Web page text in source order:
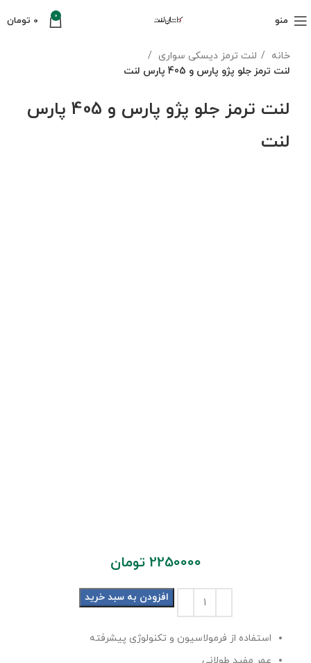
منو 0
0 تومان
خانه
لنت ترمز دیسکی سواری
لنت ترمز جلو پژو پارس و 405 پارس لنت
لنت ترمز جلو پژو پارس و 405 پارس
لنت
2250000 تومان
افزودن به سبد خرید
استفاده از فرمولاسیون و تکنولوژی پیشرفته